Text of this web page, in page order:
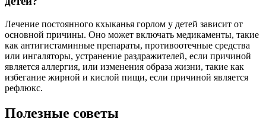
Лечение постоянного кхыканья горлом у детей зависит от
основной причины. Оно может включать медикаменты, такие
как антигистаминные препараты, противоотечные средства
или ингаляторы, устранение раздражителей, если причиной
является аллергия, или изменения образа жизни, такие как
избегание жирной и кислой пищи, если причиной является
рефлюкс.
Полезные советы